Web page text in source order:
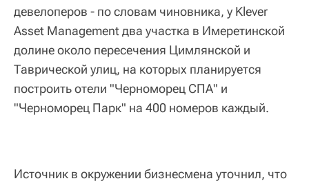
девелоперов - по словам чиновника, у Klever
Asset Management два участка в Имеретинской
долине около пересечения Цимлянской и
Таврической улиц, на которых планируется
построить отели "Черноморец СПА" и
"Черноморец Парк" на 400 номеров каждый.
Источник в окружении бизнесмена уточнил, что